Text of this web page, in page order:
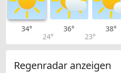
34°
24°
36°
23°
38°
Regenradar anzeigen